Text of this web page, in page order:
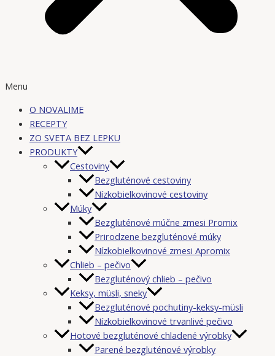
Menu
O NOVALIME
RECEPTY
ZO SVETA BEZ LEPKU
PRODUKTY
Cestoviny
Bezgluténové cestoviny
Nízkobielkovinové cestoviny
Múky
Bezgluténové múčne zmesi Promix
Prirodzene bezgluténové múky
Nízkobielkovinové zmesi Apromix
Chlieb – pečivo
Bezgluténový chlieb – pečivo
Keksy, müsli, sneky
Bezgluténové pochutiny-keksy-müsli
Nízkobielkovinové trvanlivé pečivo
Hotové bezgluténové chladené výrobky
Parené bezgluténové výrobky